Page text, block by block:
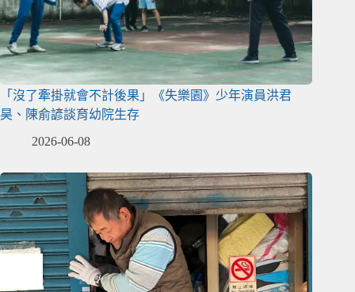
「沒了牽掛就會不計後果」《失樂園》少年演員洪君
昊、陳俞諺談育幼院生存
2026-06-08